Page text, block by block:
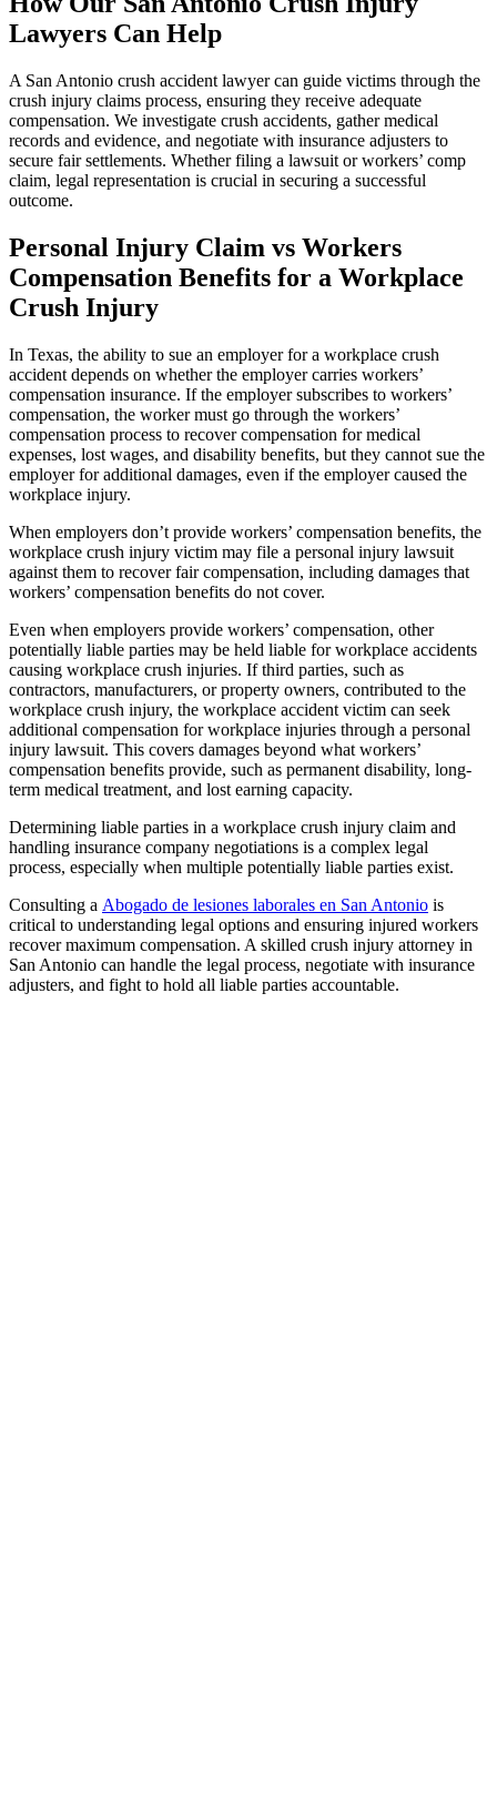
Lawyers Can Help
A San Antonio crush accident lawyer can guide victims through the
crush injury claims process, ensuring they receive adequate
compensation. We investigate crush accidents, gather medical
records and evidence, and negotiate with insurance adjusters to
secure fair settlements. Whether filing a lawsuit or workers’ comp
claim, legal representation is crucial in securing a successful
outcome.
Personal Injury Claim vs Workers
Compensation Benefits for a Workplace
Crush Injury
In Texas, the ability to sue an employer for a workplace crush
accident depends on whether the employer carries workers’
compensation insurance. If the employer subscribes to workers’
compensation, the worker must go through the workers’
compensation process to recover compensation for medical
expenses, lost wages, and disability benefits, but they cannot sue the
employer for additional damages, even if the employer caused the
workplace injury.
When employers don’t provide workers’ compensation benefits, the
workplace crush injury victim may file a personal injury lawsuit
against them to recover fair compensation, including damages that
workers’ compensation benefits do not cover.
Even when employers provide workers’ compensation, other
potentially liable parties may be held liable for workplace accidents
causing workplace crush injuries. If third parties, such as
contractors, manufacturers, or property owners, contributed to the
workplace crush injury, the workplace accident victim can seek
additional compensation for workplace injuries through a personal
injury lawsuit. This covers damages beyond what workers’
compensation benefits provide, such as permanent disability, long-
term medical treatment, and lost earning capacity.
Determining liable parties in a workplace crush injury claim and
handling insurance company negotiations is a complex legal
process, especially when multiple potentially liable parties exist.
Consulting a Abogado de lesiones laborales en San Antonio is
critical to understanding legal options and ensuring injured workers
recover maximum compensation. A skilled crush injury attorney in
San Antonio can handle the legal process, negotiate with insurance
adjusters, and fight to hold all liable parties accountable.